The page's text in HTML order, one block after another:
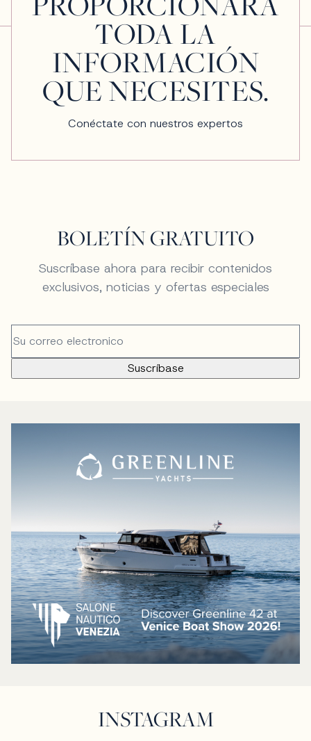
TODA LA
INFORMACIÓN
QUE NECESITES.
Conéctate con nuestros expertos
BOLETÍN GRATUITO
Suscríbase ahora para recibir contenidos
exclusivos, noticias y ofertas especiales
INSTAGRAM